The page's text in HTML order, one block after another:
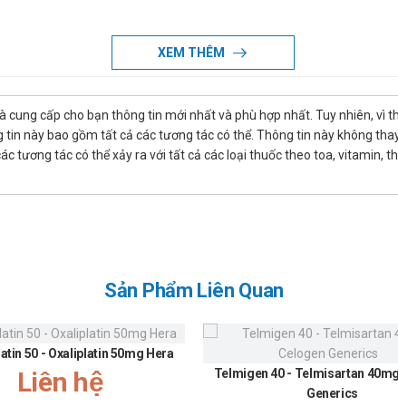
chất hay bất kì thành phần tá dược của thuốc.
bữa ăn.
đang cho con bú
sử dụng, cần hỏi ý kiến bác sĩ và được tư vấn giữa nguy cơ – lợi ích
XEM THÊM
cung cấp cho bạn thông tin mới nhất và phù hợp nhất. Tuy nhiên, vì
này bao gồm tất cả các tương tác có thể. Thông tin này không
tương tác có thể xảy ra với tất cả các loại thuốc theo toa, vitamin,
Sản Phẩm Liên Quan
50 - Oxaliplatin 50mg Hera
Liên hệ
Telmigen 40 - Telmisartan
Generics